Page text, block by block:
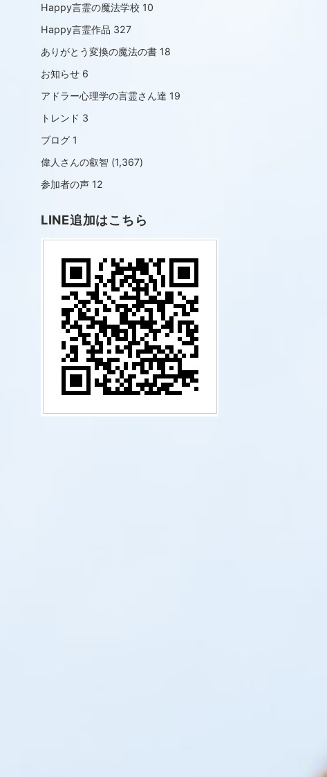
Happy言霊の魔法学校 10
Happy言霊作品 327
ありがとう変換の魔法の書 18
お知らせ 6
アドラー心理学の言霊さん達 19
トレンド 3
ブログ 1
偉人さんの叡智 (1,367)
参加者の声 12
LINE追加はこちら